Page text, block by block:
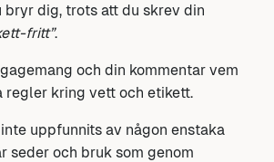
bryr dig, trots att du skrev din
fritt”.
och din kommentar vem
regler kring vett och etikett.
inte uppfunnits av någon enstaka
seder och bruk som genom